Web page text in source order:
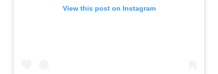
View this post on Instagram